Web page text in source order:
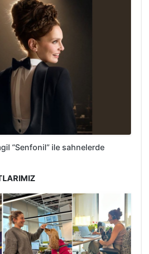
“Senfonil” ile sahnelerde